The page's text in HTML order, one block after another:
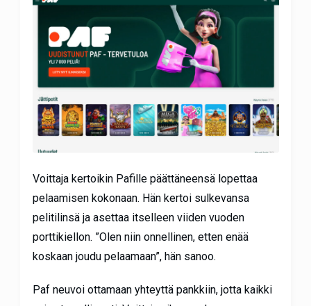
Voittaja kertoikin Pafille päättäneensä lopettaa
pelaamisen kokonaan. Hän kertoi sulkevansa
pelitilinsä ja asettaa itselleen viiden vuoden
porttikiellon. ”Olen niin onnellinen, etten enää
koskaan joudu pelaamaan”, hän sanoo.
Paf neuvoi ottamaan yhteyttä pankkiin, jotta kaikki